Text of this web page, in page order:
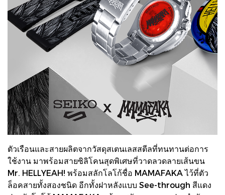
ตัวเรือนและสายผลิตจากวัสดุสเตนเลสสตีลที่ทนทานต่อการ
ใช้งาน มาพร้อมสายซิลิโคนสุดพิเศษที่วาดลวดลายเส้นขน
Mr. HELLYEAH! พร้อมสลักโลโก้ชื่อ MAMAFAKA ไว้ที่ตัว
ล็อคสายทั้งสองชนิด อีกทั้งฝาหลังแบบ See-through สีแดง